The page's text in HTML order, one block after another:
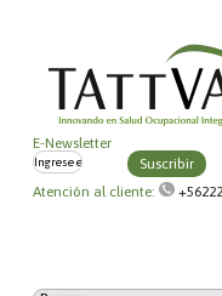
E-Newsletter
Suscribir
Atención al cliente: